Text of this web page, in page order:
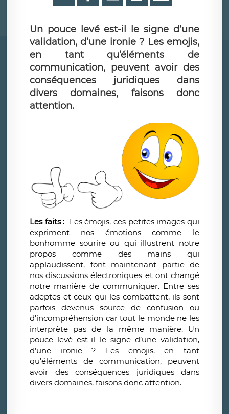
Un pouce levé est-il le signe d’une
validation, d’une ironie ? Les emojis,
en tant qu’éléments de
communication, peuvent avoir des
conséquences juridiques dans
divers domaines, faisons donc
attention.
Les faits : Les émojis, ces petites images qui
expriment nos émotions comme le
bonhomme sourire ou qui illustrent notre
propos comme des mains qui
applaudissent, font maintenant partie de
nos discussions électroniques et ont changé
notre manière de communiquer. Entre ses
adeptes et ceux qui les combattent, ils sont
parfois devenus source de confusion ou
d’incompréhension car tout le monde ne les
interprète pas de la même manière. Un
pouce levé est-il le signe d’une validation,
d’une ironie ? Les emojis, en tant
qu’éléments de communication, peuvent
avoir des conséquences juridiques dans
divers domaines, faisons donc attention.